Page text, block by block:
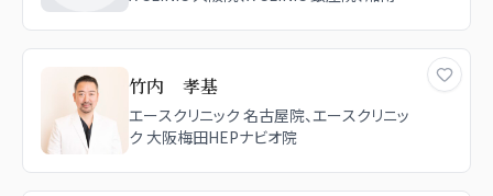
ンスクリニック 大阪院、湘南美容クリニック
大阪心斎橋院、湘南美容クリニック 池袋東
口院
竹内 孝基
エースクリニック 名古屋院、エースクリニッ
ク 大阪梅田HEPナビオ院